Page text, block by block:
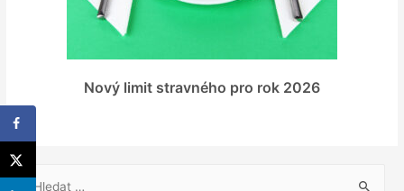
Nový limit stravného pro rok 2026
V